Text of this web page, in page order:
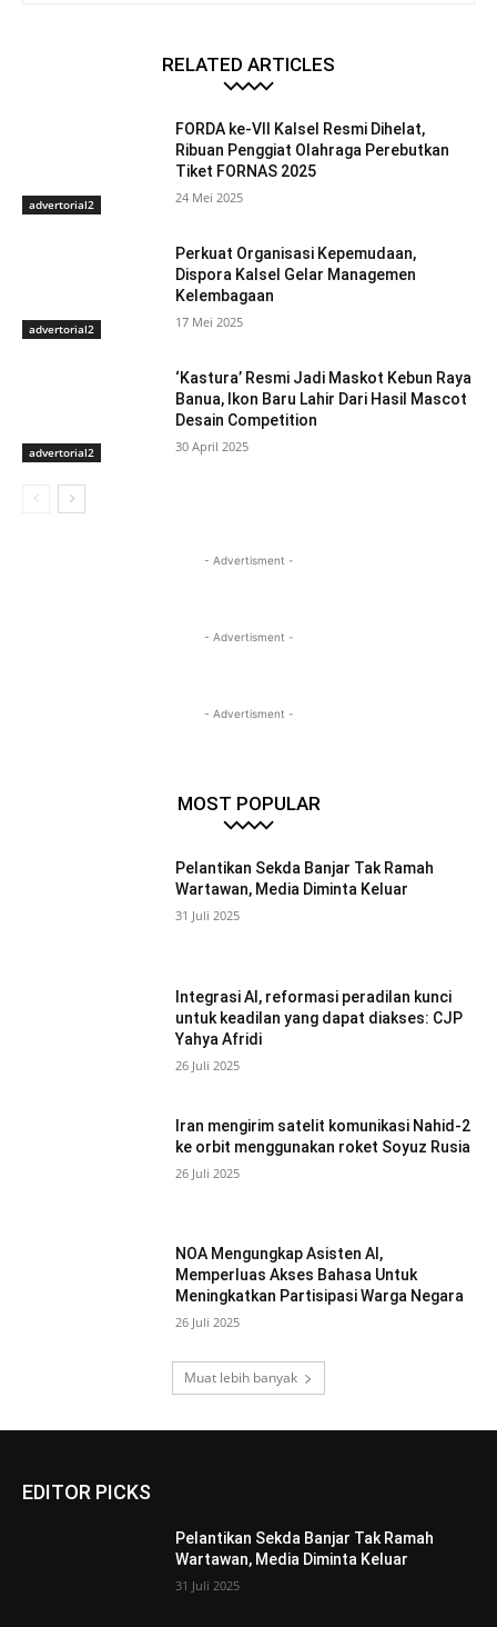
RELATED ARTICLES
advertorial2
FORDA ke-VII Kalsel Resmi Dihelat,
Ribuan Penggiat Olahraga Perebutkan
Tiket FORNAS 2025
24 Mei 2025
advertorial2
Perkuat Organisasi Kepemudaan,
Dispora Kalsel Gelar Managemen
Kelembagaan
17 Mei 2025
advertorial2
‘Kastura’ Resmi Jadi Maskot Kebun Raya
Banua, Ikon Baru Lahir Dari Hasil Mascot
Desain Competition
30 April 2025
- Advertisment -
- Advertisment -
- Advertisment -
MOST POPULAR
Pelantikan Sekda Banjar Tak Ramah
Wartawan, Media Diminta Keluar
31 Juli 2025
Integrasi AI, reformasi peradilan kunci
untuk keadilan yang dapat diakses: CJP
Yahya Afridi
26 Juli 2025
Iran mengirim satelit komunikasi Nahid-2
ke orbit menggunakan roket Soyuz Rusia
26 Juli 2025
NOA Mengungkap Asisten AI,
Memperluas Akses Bahasa Untuk
Meningkatkan Partisipasi Warga Negara
26 Juli 2025
Muat lebih banyak
EDITOR PICKS
Pelantikan Sekda Banjar Tak Ramah
Wartawan, Media Diminta Keluar
31 Juli 2025